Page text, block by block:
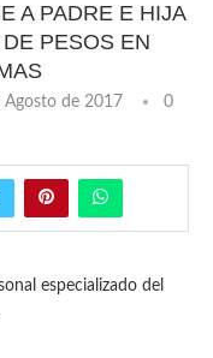
A PADRE E HIJA
PESOS EN
Agosto de 2017
0
especializado del